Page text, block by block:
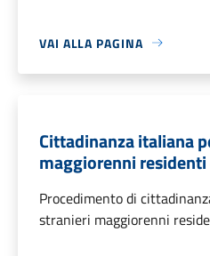
VAI ALLA PAGINA
Cittadinanza italiana
maggiorenni
Procedimento di
stranieri maggiorenni